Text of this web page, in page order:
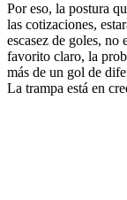
Por eso, la postura
las cotizaciones,
escasez de goles, no
favorito claro, la
más de un gol de
La trampa está en